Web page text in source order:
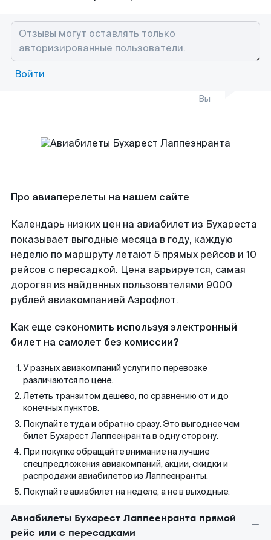
Войти
Вы
Про авиаперелеты на нашем сайте
Календарь низких цен на авиабилет из Бухареста
показывает выгодные месяца в году, каждую
неделю по маршруту летают 5 прямых рейсов и 10
рейсов с пересадкой. Цена варьируется, самая
дорогая из найденных пользователями 9000
рублей авиакомпанией Аэрофлот.
Как еще сэкономить используя электронный
билет на самолет без комиссии?
У разных авиакомпаний услуги по перевозке
различаются по цене.
Лететь транзитом дешево, по сравнению от и до
конечных пунктов.
Покупайте туда и обратно сразу. Это выгоднее чем
билет Бухарест Лаппеенранта в одну сторону.
При покупке обращайте внимание на лучшие
спецпредложения авиакомпаний, акции, скидки и
распродажи авиабилетов из Лаппеенранты.
Покупайте авиабилет на неделе, а не в выходные.
Авиабилеты Бухарест Лаппеенранта прямой
рейс или с пересадками